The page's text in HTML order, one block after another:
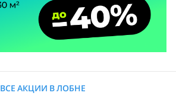
ВСЕ АКЦИИ В ЛОБНЕ